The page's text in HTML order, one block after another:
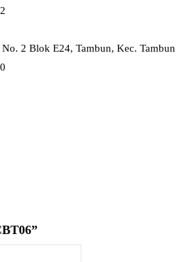
2 Blok E24, Tambun, Kec. Tambun